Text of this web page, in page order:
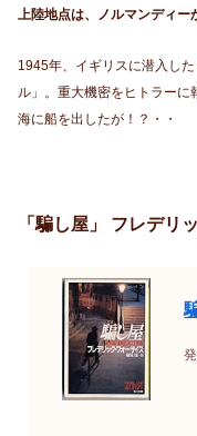
上陸地点は、ノルマンディー
1945年、イギリスに潜入し
ル」。重大機密をヒトラー
海に船を出したが！？・・
「騙し屋」 フレデリ